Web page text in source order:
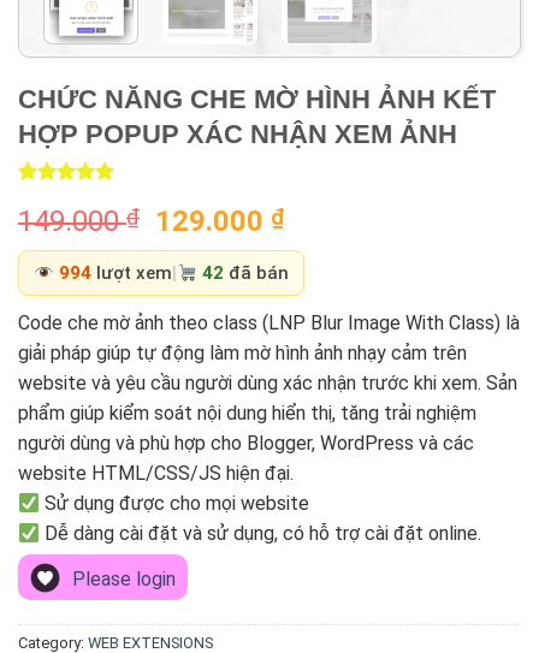
CHỨC NĂNG CHE MỜ HÌNH ẢNH KẾT
HỢP POPUP XÁC NHẬN XEM ẢNH
out of 5
customer
rating
149.000₫
Original
price
was:
149.000 ₫.
129.000 ₫Current
price
is:
129.000 ₫.
994 lượt xem| 42 đã bán
Code che mờ ảnh theo class (LNP Blur Image With Class) là
giải pháp giúp tự động làm mờ hình ảnh nhạy cảm trên
website và yêu cầu người dùng xác nhận trước khi xem. Sản
phẩm giúp kiểm soát nội dung hiển thị, tăng trải nghiệm
người dùng và phù hợp cho Blogger, WordPress và các
website HTML/CSS/JS hiện đại.
Sử dụng được cho mọi website
Dễ dàng cài đặt và sử dụng, có hỗ trợ cài đặt online.
Please login
Category: WEB EXTENSIONS